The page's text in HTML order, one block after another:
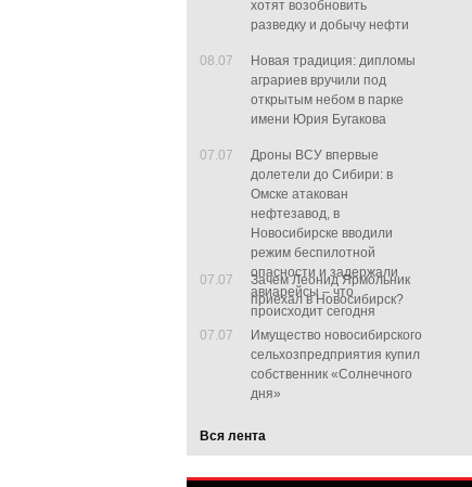
хотят возобновить
разведку и добычу нефти
08.07
Новая традиция: дипломы
аграриев вручили под
открытым небом в парке
имени Юрия Бугакова
07.07
Дроны ВСУ впервые
долетели до Сибири: в
Омске атакован
нефтезавод, в
Новосибирске вводили
режим беспилотной
опасности и задержали
авиарейсы – что
происходит сегодня
07.07
Зачем Леонид Ярмольник
приехал в Новосибирск?
07.07
Имущество новосибирского
сельхозпредприятия купил
собственник «Солнечного
дня»
Вся лента